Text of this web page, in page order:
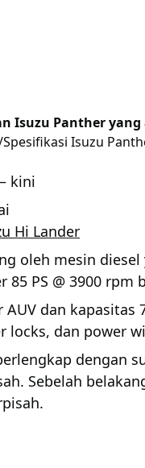
Isuzu Panther
Isuzu
kini
Hi Lander
oleh mesin
85 PS @ 3900
AUV dan
locks, dan power
dengan
Sebelah